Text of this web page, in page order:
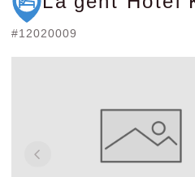
#12020009